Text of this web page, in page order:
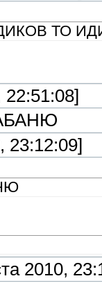
ТО
23:12:09]
2010,